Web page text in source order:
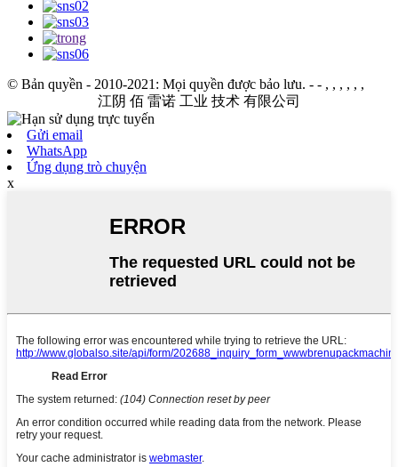
© Bản quyền - 2010-2021: Mọi quyền được bảo lưu. - - , , , , , ,
江阴 佰 雷诺 工业 技术 有限公司
Gửi email
WhatsApp
Ứng dụng trò chuyện
x